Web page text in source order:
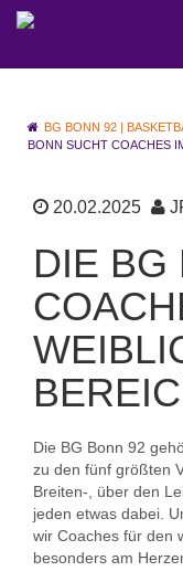
BG BONN 92 |
BONN SUCHT COACHES
20.02.2025
DIE BG
Die BG Bonn 92
zu den fünf größten
Breiten-, über den
jeden etwas dabei.
wir Coaches für den
besonders am